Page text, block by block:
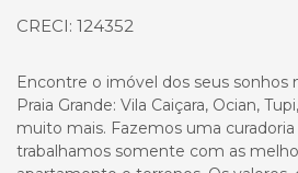
CRECI: 124352
Encontre o imóvel dos seus sonhos
Praia Grande: Vila Caiçara, Ocian,
muito mais. Fazemos uma curadoria
trabalhamos somente com as